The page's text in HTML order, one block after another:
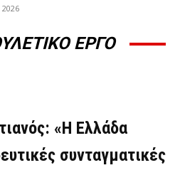
2026
ΕΡΓΟ
«Η Ελλάδα
συνταγματικές